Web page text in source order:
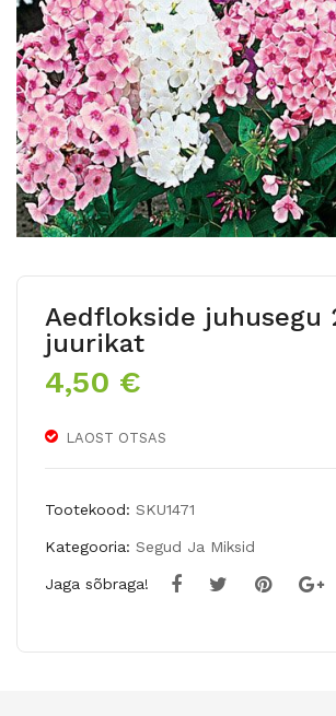
Aedflokside juhusegu
juurikat
4,50 €
LAOST OTSAS
Tootekood: SKU1471
Kategooria: Segud Ja Miksid
Jaga sõbraga!